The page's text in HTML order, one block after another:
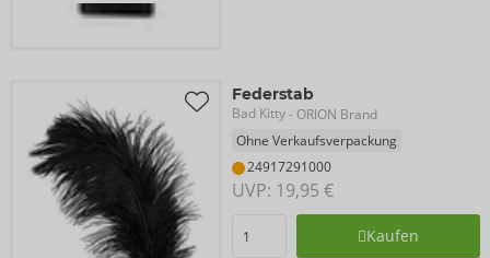
Federstab
Bad Kitty- ORION Brand
Ohne Verkaufsverpackung
24917291000
UVP: 19,95 €
Kaufen